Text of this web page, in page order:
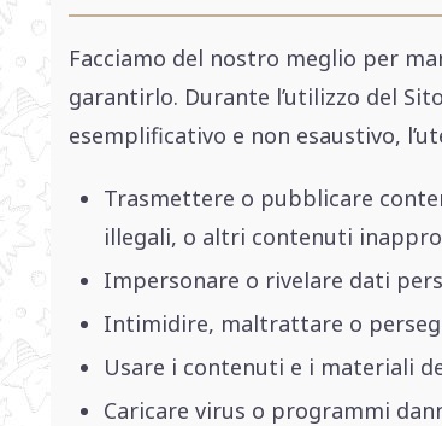
Facciamo del nostro meglio per
garantirlo. Durante l’utilizzo del
esemplificativo e non esaustivo,
Trasmettere o pubblicare
illegali, o altri contenuti
Impersonare o rivelare dati
Intimidire, maltrattare o
Usare i contenuti e i materiali
Caricare virus o programmi